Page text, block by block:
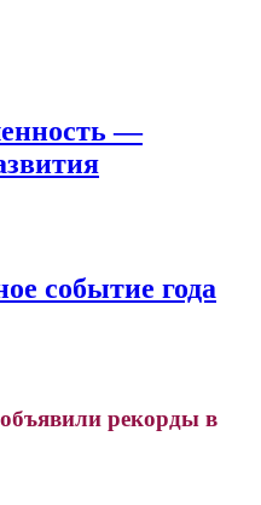
—
событие года
рекорды в